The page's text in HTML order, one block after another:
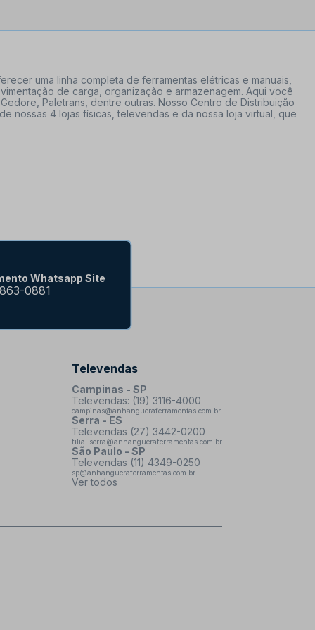
uma linha completa de ferramentas elétricas e manuais,
de carga, organização e armazenagem. Aqui você
Paletrans, dentre outras. Nosso Centro de Distribuição
nossas 4 lojas físicas, televendas e da nossa loja virtual, que
Whatsapp Site
0881
Televendas
Campinas - SP
Televendas: (19) 3116-4000
campinas@anhangueraferramentas.com.br
Serra - ES
Televendas (27) 3442-0200
filial.serra@anhangueraferramentas.com.br
São Paulo - SP
Televendas (11) 4349-0250
sp@anhangueraferramentas.com.br
Ver todos